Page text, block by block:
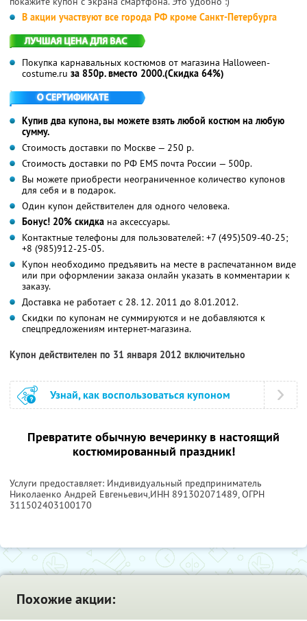
В акции участвуют все города РФ кроме Санкт-Петербурга
Покупка карнавальных костюмов от магазина Halloween-
costume.ru за 850р. вместо 2000.(Скидка 64%)
Купив два купона, вы можете взять любой костюм на любую
сумму.
Стоимость доставки по Москве — 250 р.
Стоимость доставки по РФ EMS почта России — 500р.
Вы можете приобрести неограниченное количество купонов
для себя и в подарок.
Один купон действителен для одного человека.
Бонус! 20% скидка на аксессуары.
Контактные телефоны для пользователей: +7 (495)509-40-25;
+8 (985)912-25-05.
Купон необходимо предъявить на месте в распечатанном виде
или при оформлении заказа онлайн указать в комментарии к
заказу.
Доставка не работает с 28. 12. 2011 до 8.01.2012.
Скидки по купонам не суммируются и не добавляются к
спецпредложениям интернет-магазина.
Купон действителен по 31 января 2012 включительно
Узнай, как воспользоваться купоном
Превратите обычную вечеринку в настоящий
костюмированный праздник!
Услуги предоставляет: Индивидуальный предприниматель
Николаенко Андрей Евгеньевич,ИНН 891302071489, ОГРН
311502403100170
Похожие акции: